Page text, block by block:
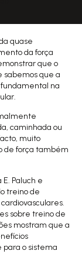
quase
da força
que o
sabemos que a
na
caminhada ou
muito
de força também
Paluch e
treino de
sobre treino de
mostram que a
para o sistema